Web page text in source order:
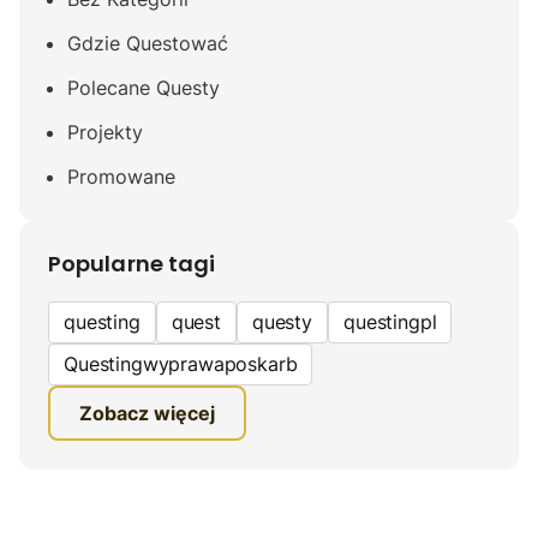
Gdzie Questować
Polecane Questy
Projekty
Promowane
Popularne tagi
questing quest questy
questingpl
Questingwyprawaposkarb
edukacyjna gra terenowa
fundacja questingu
Zobacz więcej